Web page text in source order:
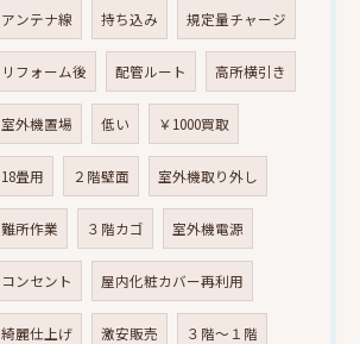
アンテナ線 持ち込み 規定量チャージ
リフォーム後 配管ルート 高所横引き
室外機置場 低い ￥1000買取
18畳用 ２階壁面 室外機取り外し
難所作業 ３階カゴ 室外機電源
コンセント 屋内化粧カバー再利用
綺麗仕上げ 激安販売 ３階～１階